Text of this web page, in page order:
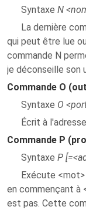
Syntaxe N
La dernière
qui peut être lue
commande N
je déconseille son
Commande O
Syntaxe O
Écrit à l'adresse
Commande P
Syntaxe P
Exécute <mot>
en commençant à
est pas. Cette